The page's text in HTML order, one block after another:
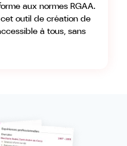
aux normes RGAA.
outil de création de
à tous, sans